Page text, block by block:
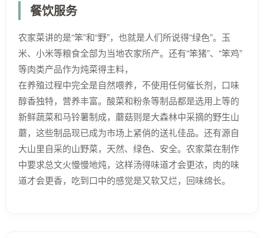
餐饮服务
农家菜讲的是“笨”和“野”，也就是人们所说得“绿色”。玉
米、小米等粮食全部为当地农家所产。还有“笨猪”、“笨鸡”
等肉类产品作为炖菜得主料，
在养殖过程中完全是自然喂养，不使用任何催长剂，口味
醇香独特，营养丰富。酸菜和粉条等制品都是选用上等的
新鲜蔬菜和马铃薯制成，蘑菇则是大森林中采摘的野生山
蘑，这些制品现已成为市场上紧俏的送礼佳品。还有源自
大山里自采的山野菜，天然、绿色、安全。农家菜在制作
中要求总文火慢慢地炖，这样汤得味道才会更浓，肉的味
道才会更香，吃到口中的感觉是又软又烂，回味绵长。